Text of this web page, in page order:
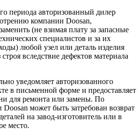
периода авторизованный дилер
компании Doosan,
(не взимая плату за запасные
специалистов и за их
любой узел или деталь изделия
вследствие дефектов материала
уведомляет авторизованного
в письменной форме и предоставляет
для ремонта или замены. По
может быть затребован возврат
на завод-изготовитель или в
место.